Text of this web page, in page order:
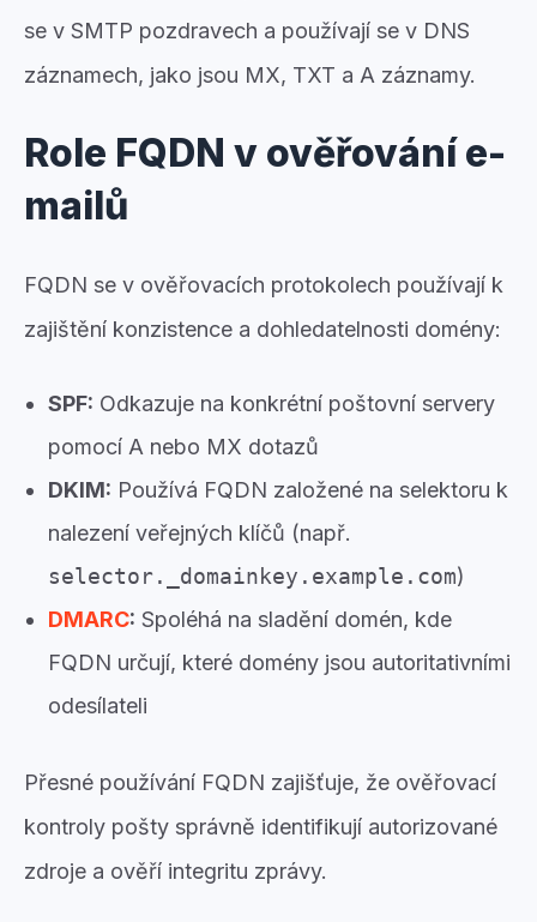
se v SMTP pozdravech a používají se v DNS
záznamech, jako jsou MX, TXT a A záznamy.
Role FQDN v ověřování e-
mailů
FQDN se v ověřovacích protokolech používají k
zajištění konzistence a dohledatelnosti domény:
SPF: Odkazuje na konkrétní poštovní servery
pomocí A nebo MX dotazů
DKIM: Používá FQDN založené na selektoru k
nalezení veřejných klíčů (např.
selector._domainkey.example.com)
DMARC: Spoléhá na sladění domén, kde
FQDN určují, které domény jsou autoritativními
odesílateli
Přesné používání FQDN zajišťuje, že ověřovací
kontroly pošty správně identifikují autorizované
zdroje a ověří integritu zprávy.